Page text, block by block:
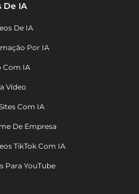
De IA
De IA
Por IA
Com IA
Vídeo
Com IA
De Empresa
TikTok Com IA
Para YouTube